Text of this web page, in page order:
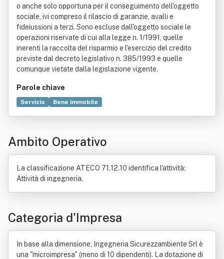
o anche solo opportuna per il conseguimento dell'oggetto
sociale, ivi compreso il rilascio di garanzie, avalli e
fideiussioni a terzi. Sono escluse dall'oggetto sociale le
operazioni riservate di cui alla legge n. 1/1991, quelle
inerenti la raccolta del risparmio e l'esercizio del credito
previste dal decreto legislativo n. 385/1993 e quelle
comunque vietate dalla legislazione vigente.
Parole chiave
Servizio
Bene immobile
Decreto legislativo
Industria
Salute
Ambito Operativo
La classificazione ATECO 71.12.10 identifica l'attività:
Attività di ingegneria.
Categoria d'Impresa
In base alla dimensione, Ingegneria Sicurezzambiente Srl è
una "microimpresa" (meno di 10 dipendenti). La dotazione di